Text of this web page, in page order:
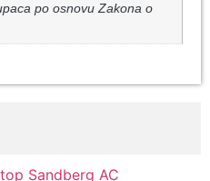
po osnovu Zakona o